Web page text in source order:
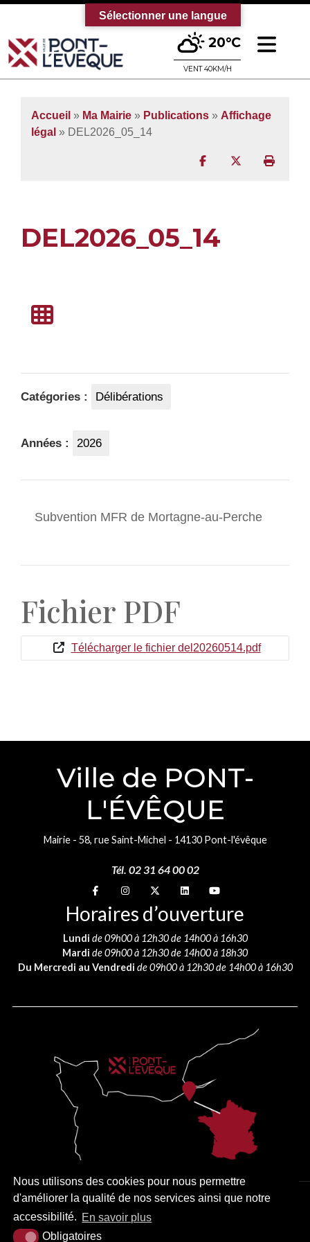
Nous utilisons des cookies pour nous permettre
d'améliorer la qualité de nos services ainsi que notre
accessibilité. En savoir plus
Obligatoires
Bienvenue sur le site officiel de la
20°C
VENT 40KM/H
Accueil » Ma Mairie » Publications » Affichage
légal » DEL2026_05_14
Partager surPartager sur
DEL2026_05_14
Catégories : Délibérations
Années : 2026
Subvention MFR de Mortagne-au-Perche
Fichier PDF
Télécharger le fichier del20260514.pdf
Ville de PONT-
L'ÉVÊQUE
Mairie - 58, rue Saint-Michel - 14130 Pont-l'évêque
Tél. 02 31 64 00 02
Suivez-nous sur
Suivez-nous sur
Suivez-nous sur
Suivez-nous sur
Suivez-nous sur
Horaires d’ouverture
Lundi de 09h00 à 12h30 de 14h00 à 16h30
Mardi de 09h00 à 12h30 de 14h00 à 18h30
Du Mercredi au Vendredi de 09h00 à 12h30 de 14h00 à 16h30
PLAN DU SITE MENTIONS LÉGALES ACCESSIBILITÉ
Sélectionner une langue